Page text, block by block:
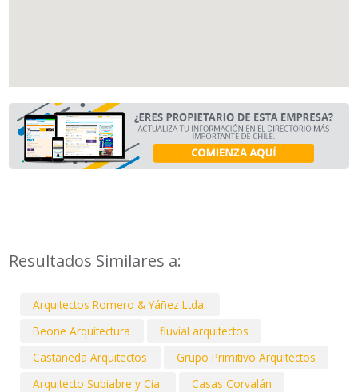
Resultados Similares a:
Arquitectos Romero & Yáñez Ltda.
Beone Arquitectura
fluvial arquitectos
Castañeda Arquitectos
Grupo Primitivo Arquitectos
Arquitecto Subiabre y Cia.
Casas Corvalán